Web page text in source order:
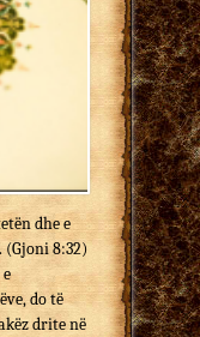
dhe e
(Gjoni 8:32)
do të
drite në